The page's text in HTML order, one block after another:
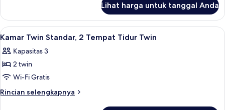
Tempat
Tidur
Double
Kamar
Double
Standar,
Tempat
Tidur
Lihat harga untuk tanggal Anda
Lihat
semua
foto
untuk
Kamar
Twin
Brankas, meja kerja, tirai kedap
4
Kamar Twin Standar, 2 Tempat Tidur Twin
Kapasitas 3
2 twin
Wi-Fi Gratis
Rincian selengkapnya
Rincian